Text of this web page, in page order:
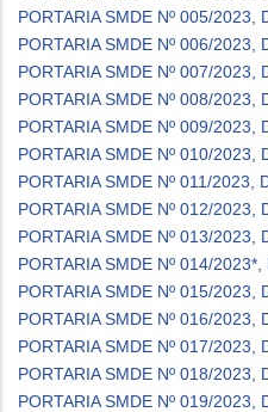
PORTARIA SMDE Nº 005/2023,
PORTARIA SMDE Nº 006/2023,
PORTARIA SMDE Nº 007/2023,
PORTARIA SMDE Nº 008/2023,
PORTARIA SMDE Nº 009/2023,
PORTARIA SMDE Nº 010/2023,
PORTARIA SMDE Nº 011/2023,
PORTARIA SMDE Nº 012/2023,
PORTARIA SMDE Nº 013/2023,
PORTARIA SMDE Nº 014/
PORTARIA SMDE Nº 015/2023,
PORTARIA SMDE Nº 016/2023,
PORTARIA SMDE Nº 017/2023,
PORTARIA SMDE Nº 018/2023,
PORTARIA SMDE Nº 019/2023,